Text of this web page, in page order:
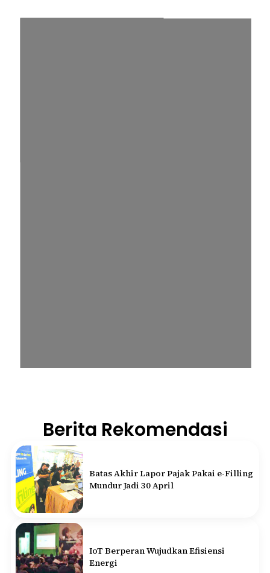
Berita Rekomendasi
Batas Akhir Lapor Pajak Pakai e-Filling
Mundur Jadi 30 April
IoT Berperan Wujudkan Efisiensi
Energi